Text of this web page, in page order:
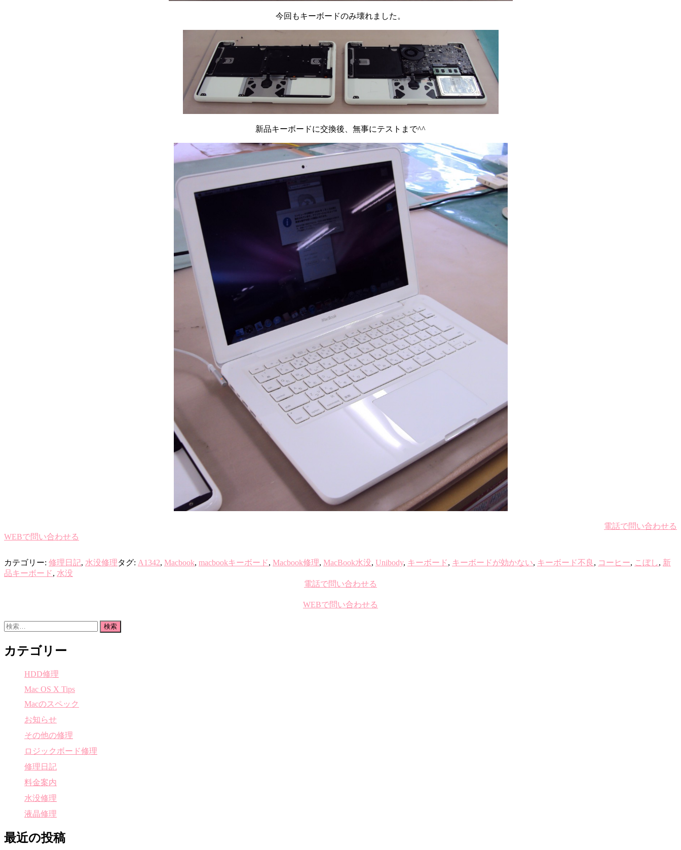
今回もキーボードのみ壊れました。
新品キーボードに交換後、無事にテストまで^^
電話で問い合わせる
WEBで問い合わせる
カテゴリー: 修理日記, 水没修理タグ: A1342, Macbook, macbookキーボード, Macbook修理, MacBook水没, Unibody, キーボード, キーボードが効かない, キーボード不良 , コーヒー, こぼし, 新
品キーボード, 水没
電話で問い合わせる
WEBで問い合わせる
検
カテゴリー
HDD修理
Mac OS X Tips
Macのスペック
お知らせ
その他の修理
ロジックボード修理
修理日記
料金案内
水没修理
液晶修理
最近の投稿